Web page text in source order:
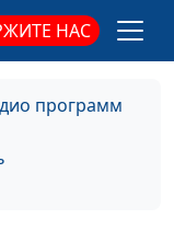
НАС
программ
#75